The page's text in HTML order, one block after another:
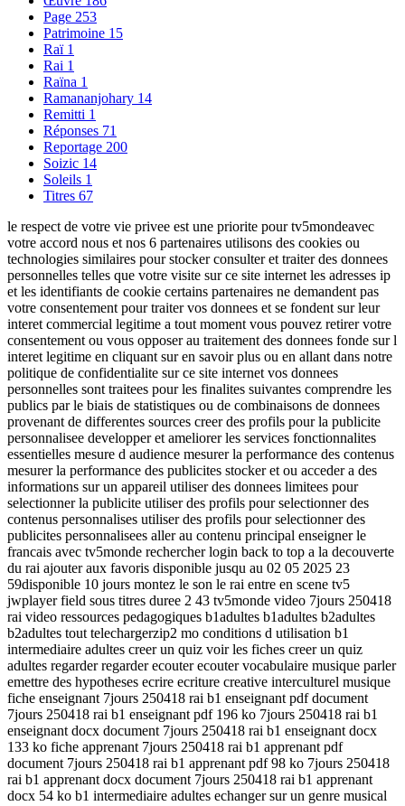
Page 253
Patrimoine 15
Raï 1
Rai 1
Raïna 1
Ramananjohary 14
Remitti 1
Réponses 71
Reportage 200
Soizic 14
Soleils 1
Titres 67
le respect de votre vie privee est une priorite pour tv5mondeavec
votre accord nous et nos 6 partenaires utilisons des cookies ou
technologies similaires pour stocker consulter et traiter des donnees
personnelles telles que votre visite sur ce site internet les adresses ip
et les identifiants de cookie certains partenaires ne demandent pas
votre consentement pour traiter vos donnees et se fondent sur leur
interet commercial legitime a tout moment vous pouvez retirer votre
consentement ou vous opposer au traitement des donnees fonde sur l
interet legitime en cliquant sur en savoir plus ou en allant dans notre
politique de confidentialite sur ce site internet vos donnees
personnelles sont traitees pour les finalites suivantes comprendre les
publics par le biais de statistiques ou de combinaisons de donnees
provenant de differentes sources creer des profils pour la publicite
personnalisee developper et ameliorer les services fonctionnalites
essentielles mesure d audience mesurer la performance des contenus
mesurer la performance des publicites stocker et ou acceder a des
informations sur un appareil utiliser des donnees limitees pour
selectionner la publicite utiliser des profils pour selectionner des
contenus personnalises utiliser des profils pour selectionner des
publicites personnalisees aller au contenu principal enseigner le
francais avec tv5monde rechercher login back to top a la decouverte
du rai ajouter aux favoris disponible jusqu au 02 05 2025 23
59disponible 10 jours montez le son le rai entre en scene tv5
jwplayer field sous titres duree 2 43 tv5monde video 7jours 250418
rai video ressources pedagogiques b1adultes b1adultes b2adultes
b2adultes tout telechargerzip2 mo conditions d utilisation b1
intermediaire adultes creer un quiz voir les fiches creer un quiz
adultes regarder regarder ecouter ecouter vocabulaire musique parler
emettre des hypotheses ecrire ecriture creative interculturel musique
fiche enseignant 7jours 250418 rai b1 enseignant pdf document
7jours 250418 rai b1 enseignant pdf 196 ko 7jours 250418 rai b1
enseignant docx document 7jours 250418 rai b1 enseignant docx
133 ko fiche apprenant 7jours 250418 rai b1 apprenant pdf
document 7jours 250418 rai b1 apprenant pdf 98 ko 7jours 250418
rai b1 apprenant docx document 7jours 250418 rai b1 apprenant
docx 54 ko b1 intermediaire adultes echanger sur un genre musical